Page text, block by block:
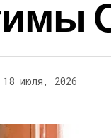
18 июля, 2026